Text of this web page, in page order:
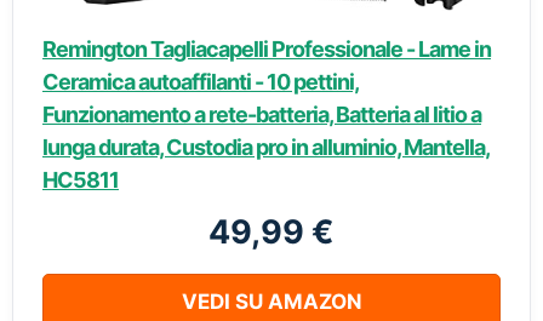
Remington Tagliacapelli Professionale - Lame in
Ceramica autoaffilanti - 10 pettini,
Funzionamento a rete-batteria, Batteria al litio a
lunga durata, Custodia pro in alluminio, Mantella,
HC5811
49,99 €
VEDI SU AMAZON